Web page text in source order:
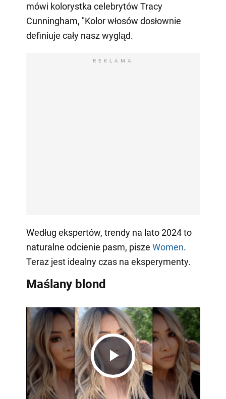
mówi kolorystka celebrytów Tracy
Cunningham, "Kolor włosów dosłownie
definiuje cały nasz wygląd.
REKLAMA
Według ekspertów, trendy na lato 2024 to
naturalne odcienie pasm, pisze Women.
Teraz jest idealny czas na eksperymenty.
Maślany blond
Play